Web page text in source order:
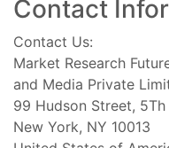
Contact
Contact Us:
Market Research
and Media Private
99 Hudson Street,
New York, NY 10013